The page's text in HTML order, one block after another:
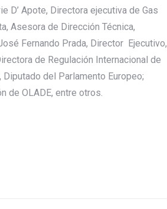
D’ Apote, Directora ejecutiva de Gas
Asesora de Dirección Técnica,
Fernando Prada, Director Ejecutivo,
de Regulación Internacional de
del Parlamento Europeo;
de OLADE, entre otros.